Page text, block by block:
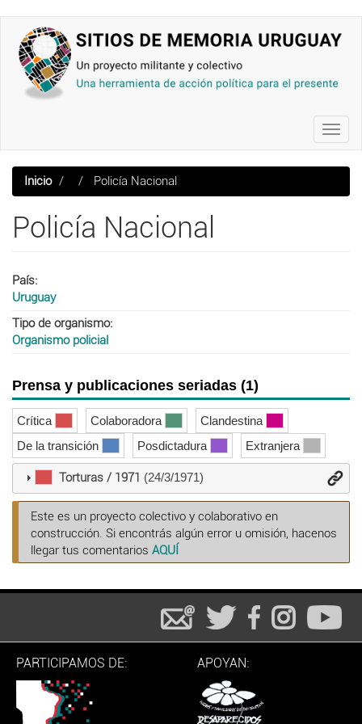
contenido
principal
Inicio Policía Nacional
Policía Nacional
País
Uruguay
Tipo de organismo
Organismo policial
Prensa y publicaciones seriadas (1)
Crítica Colaboradora
Clandestina
De la transición
Posdictadura Extranjera
Torturas / 1971 (24/3/1971)
Este es un proyecto colectivo y colaborativo en
construcción. Si encontrás algún error u omisión, hacenos
llegar tus comentarios AQUÍ
PARTICIPAMOS DE: APOYAN: